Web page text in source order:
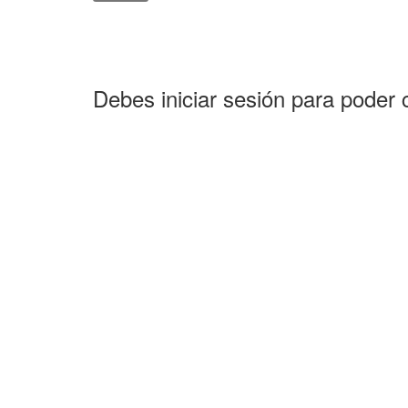
Debes iniciar sesión para poder